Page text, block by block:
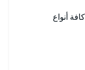
أنواع